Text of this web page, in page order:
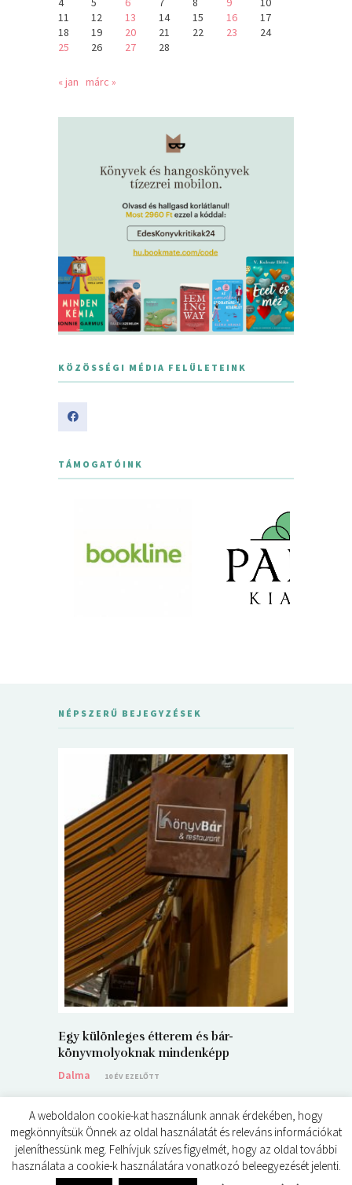
11
12 13 14 15 16
17
18
19 20 21 22 23
24
25
26 27 28
« jan márc »
KÖZÖSSÉGI MÉDIA FELÜLETEINK
TÁMOGATÓINK
NÉPSZERŰ BEJEGYZÉSEK
Egy különleges étterem és bár-
könyvmolyoknak mindenképp
Dalma
10 ÉV EZELŐTT
© ÉDES KIS KÖNYVKRITIKÁK 2024
A weboldalon cookie-kat használunk annak érdekében, hogy
megkönnyítsük Önnek az oldal használatát és releváns információkat
jeleníthessünk meg. Felhívjuk szíves figyelmét, hogy az oldal további
használata a cookie-k használatára vonatkozó beleegyezését jelenti.